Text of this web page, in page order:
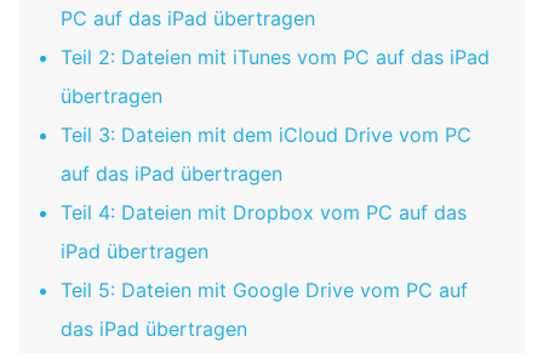
PC auf das iPad übertragen
Teil 2: Dateien mit iTunes vom PC auf das iPad
übertragen
Teil 3: Dateien mit dem iCloud Drive vom PC
auf das iPad übertragen
Teil 4: Dateien mit Dropbox vom PC auf das
iPad übertragen
Teil 5: Dateien mit Google Drive vom PC auf
das iPad übertragen